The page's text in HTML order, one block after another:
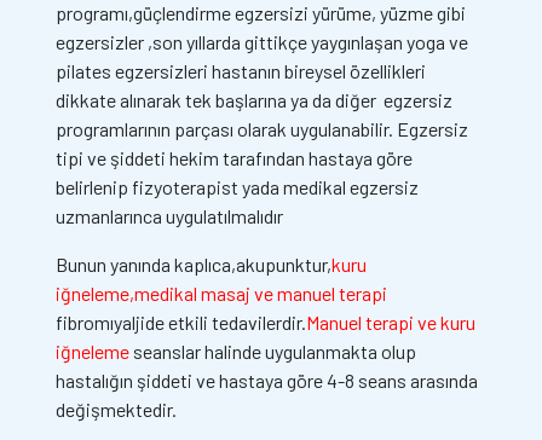
programı,güçlendirme egzersizi yürüme, yüzme gibi
egzersizler ,son yıllarda gittikçe yaygınlaşan yoga ve
pilates egzersizleri hastanın bireysel özellikleri
dikkate alınarak tek başlarına ya da diğer egzersiz
programlarının parçası olarak uygulanabilir. Egzersiz
tipi ve şiddeti hekim tarafından hastaya göre
belirlenip fizyoterapist yada medikal egzersiz
uzmanlarınca uygulatılmalıdır
Bunun yanında kaplıca,akupunktur,kuru
iğneleme,medikal masaj ve manuel terapi
fibromıyaljide etkili tedavilerdir.Manuel terapi ve kuru
iğnelemeseanslar halinde uygulanmakta olup
hastalığın şiddeti ve hastaya göre 4-8 seans arasında
değişmektedir.